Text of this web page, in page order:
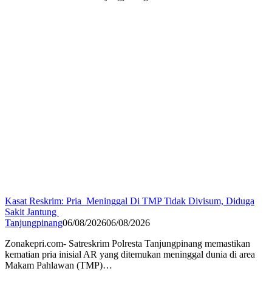
Kasat Reskrim: Pria Meninggal Di TMP Tidak Divisum, Diduga
Sakit Jantung
Tanjungpinang06/08/202606/08/2026
Zonakepri.com- Satreskrim Polresta Tanjungpinang memastikan
kematian pria inisial AR yang ditemukan meninggal dunia di area
Makam Pahlawan (TMP)…